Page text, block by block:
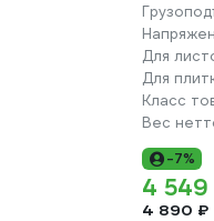
Для
Для
Класс
Вес
-7%
4 549
4 890 ₽